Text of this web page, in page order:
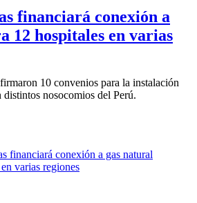
financiará conexión a
12 hospitales en varias
10 convenios para la instalación
distintos nosocomios del Perú.